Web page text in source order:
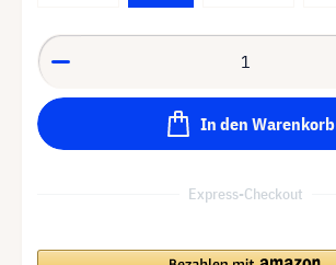
In den Warenkorb
Express-Checkout